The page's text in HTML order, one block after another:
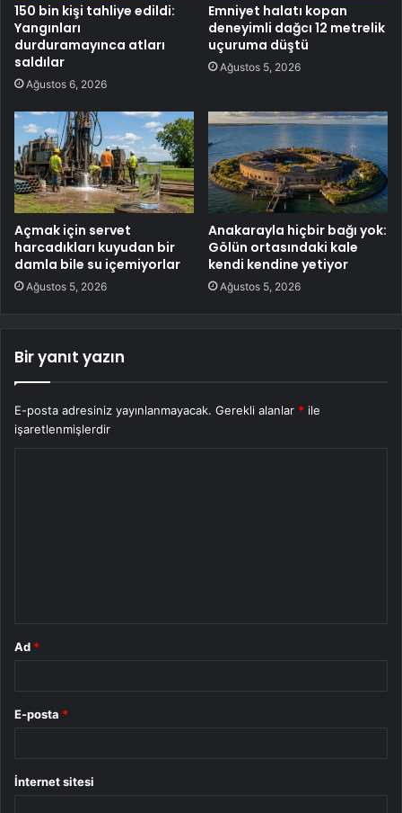
150 bin kişi tahliye edildi:
Yangınları
durduramayınca atları
saldılar
Ağustos 6, 2026
Emniyet halatı kopan
deneyimli dağcı 12 metrelik
uçuruma düştü
Ağustos 5, 2026
Açmak için servet
harcadıkları kuyudan bir
damla bile su içemiyorlar
Ağustos 5, 2026
Anakarayla hiçbir bağı yok:
Gölün ortasındaki kale
kendi kendine yetiyor
Ağustos 5, 2026
Bir yanıt yazın
E-posta adresiniz yayınlanmayacak. Gerekli alanlar * ile
işaretlenmişlerdir
Ad *
E-posta *
İnternet sitesi